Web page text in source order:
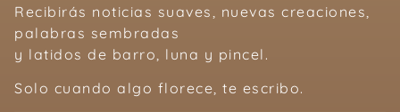
Recibirás noticias suaves, nuevas creaciones,
palabras sembradas
y latidos de barro, luna y pincel.
Solo cuando algo florece, te escribo.